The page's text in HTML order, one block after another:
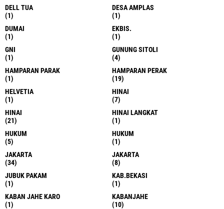
DELL TUA
(1)
DESA AMPLAS
(1)
DUMAI
(1)
EKBIS.
(1)
GNI
(1)
GUNUNG SITOLI
(4)
HAMPARAN PARAK
(1)
HAMPARAN PERAK
(19)
HELVETIA
(1)
HINAI
(7)
HINAI
(21)
HINAI LANGKAT
(1)
HUKUM
(5)
HUKUM
(1)
JAKARTA
(34)
JAKARTA
(8)
JUBUK PAKAM
(1)
KAB.BEKASI
(1)
KABAN JAHE KARO
(1)
KABANJAHE
(10)